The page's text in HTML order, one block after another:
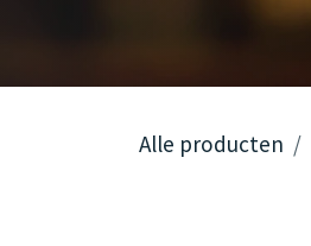
Alle producten